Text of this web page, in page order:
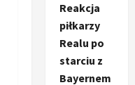
Reakcja
piłkarzy
Realu po
starciu z
Bayernem